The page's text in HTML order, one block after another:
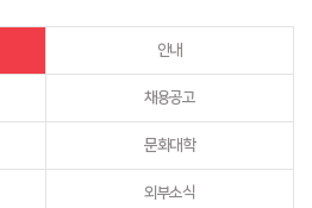
안내
채용공고
문화대학
외부소식